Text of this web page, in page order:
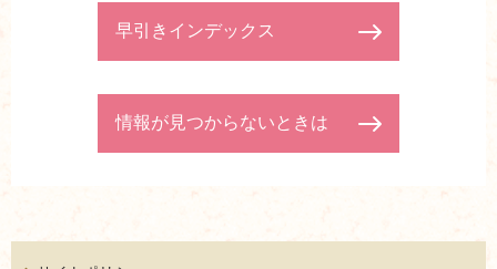
早引きインデックス
情報が見つからないときは